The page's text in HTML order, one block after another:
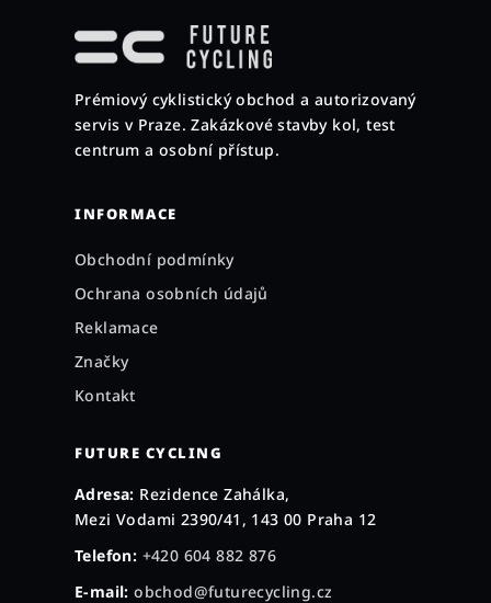
Prémiový cyklistický obchod a autorizovaný
servis v Praze. Zakázkové stavby kol, test
centrum a osobní přístup.
INFORMACE
Obchodní podmínky
Ochrana osobních údajů
Reklamace
Značky
Kontakt
FUTURE CYCLING
Adresa: Rezidence Zahálka,
Mezi Vodami 2390/41, 143 00 Praha 12
Telefon: +420 604 882 876
E-mail: obchod@futurecycling.cz